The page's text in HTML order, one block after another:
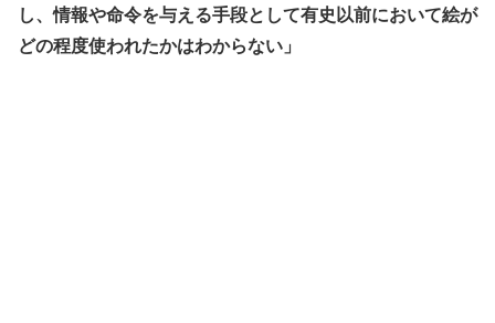
し、情報や命令を与える手段として有史以前において絵が
どの程度使われたかはわからない」